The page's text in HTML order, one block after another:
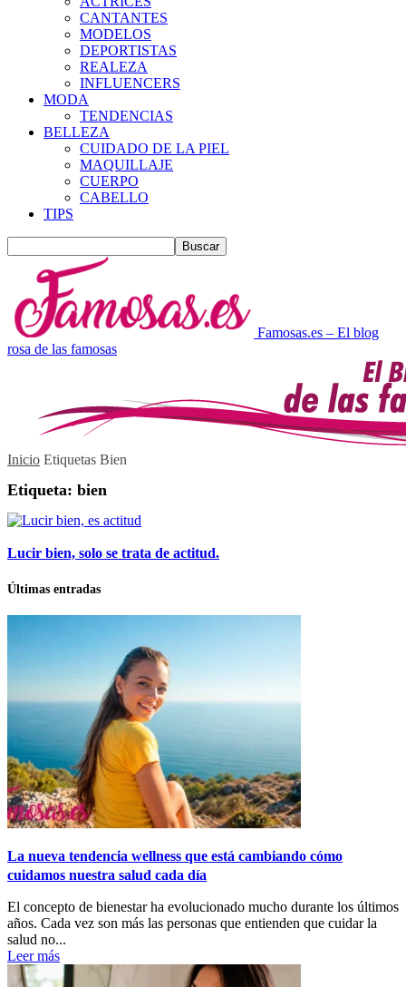
CANTANTES
MODELOS
DEPORTISTAS
REALEZA
INFLUENCERS
MODA
TENDENCIAS
BELLEZA
CUIDADO DE LA PIEL
MAQUILLAJE
CUERPO
CABELLO
TIPS
Famosas.es – El blog
rosa de las famosas
Inicio Etiquetas Bien
Etiqueta: bien
Lucir bien, solo se trata de actitud.
Últimas entradas
La nueva tendencia wellness que está cambiando cómo
cuidamos nuestra salud cada día
El concepto de bienestar ha evolucionado mucho durante los últimos
años. Cada vez son más las personas que entienden que cuidar la
salud no...
Leer más